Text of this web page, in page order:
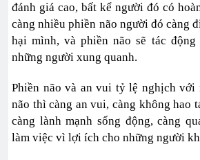
đánh giá cao, bất kể người đó có
càng nhiều phiền não người đó càng
hại mình, và phiền não sẽ tác
những người xung quanh.
Phiền não và an vui tỷ lệ nghịch với
não thì càng an vui, càng không hao
càng lành mạnh sống động, càng
làm việc vì lợi ích cho những người